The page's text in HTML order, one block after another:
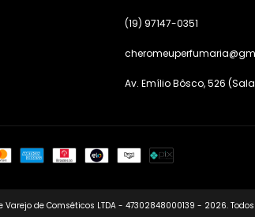
(19) 97147-0351
Av. Emílio Bôsco, 526
de Comséticos LTDA - 47302848000139 - 2026.